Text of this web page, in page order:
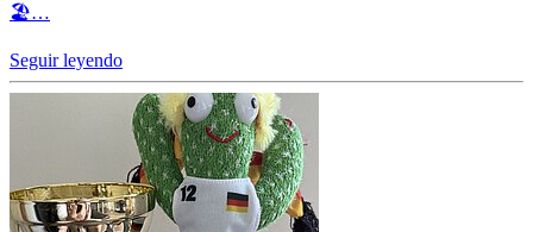
🏖️…
Seguir leyendo